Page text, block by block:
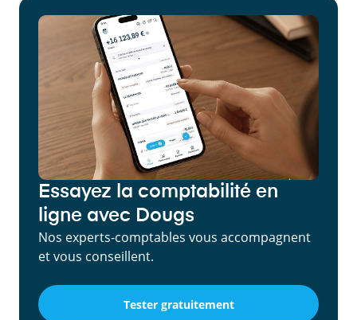
Essayez la comptabilité en
ligne avec Dougs
Nos experts-comptables vous accompagnent
et vous conseillent.
Tester gratuitement